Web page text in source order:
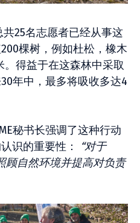
共25名志愿者已经从事这
棵树，例如杜松，橡木
。得益于在这森林中采取
年中，最多将吸收多达4
秘书长强调了这种行动
识的重要性：
“对于
顾自然环境并提高对负责